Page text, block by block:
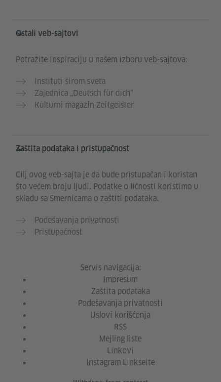
Ostali veb-sajtovi
Potražite inspiraciju u našem izboru veb-sajtova:
Instituti širom sveta
Zajednica „Deutsch für dich“
Kulturni magazin Zeitgeister
Zaštita podataka i pristupačnost
Cilj ovog veb-sajta je da bude pristupačan i koristan
što većem broju ljudi. Podatke o ličnosti koristimo u
skladu sa Smernicama o zaštiti podataka.
Podešavanja privatnosti
Pristupačnost
Servis navigacija:
Impresum
Zaštita podataka
Podešavanja privatnosti​
Uslovi korišćenja
RSS
Mejling liste
Linkovi
Instagram Linkseite